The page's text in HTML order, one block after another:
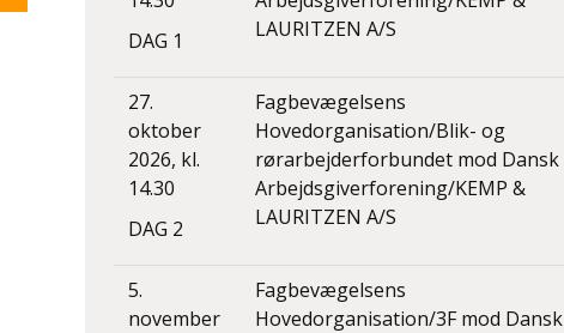
DAG 1
LAURITZEN A/S
27.
oktober
2026, kl.
14.30
DAG 2
Fagbevægelsens
Hovedorganisation/Blik- og
rørarbejderforbundet mod Dansk
Arbejdsgiverforening/KEMP &
LAURITZEN A/S
5.
november
Fagbevægelsens
Hovedorganisation/3F mod Dansk